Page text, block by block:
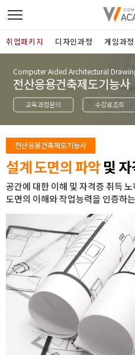
디자인정규과정
디자인단과과정
게임과정
자격증과정
커뮤니티
취업패키지
취업지원센터
고객상담센터
아카데미소개
취업패키지 디자인과정 게임과정
Computer Aided Architectural
전산응용건축제도기능사
교육과정문의 수강료조회
전산응용건축제도기능사
설계 도면의 파악및 자
공간에 대한 이해 및 자격증 취득
도면의 이해와 작업능력을 인증하